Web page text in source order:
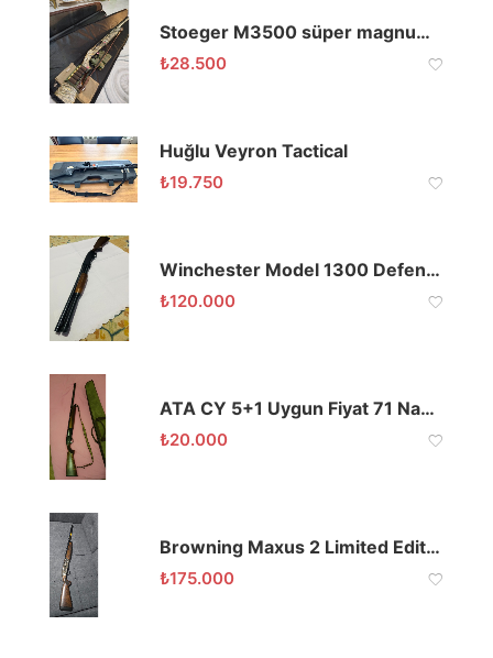
Stoeger M3500 süper magnum kaz ve ördek avcıları için birinci sınıf silah
₺28.500
Huğlu Veyron Tactical
₺19.750
Winchester Model 1300 Defender 12 Kalibre Pompalı USA
₺120.000
ATA CY 5+1 Uygun Fiyat 71 Namlu
₺20.000
Browning Maxus 2 Limited Edition Gold GR4
₺175.000